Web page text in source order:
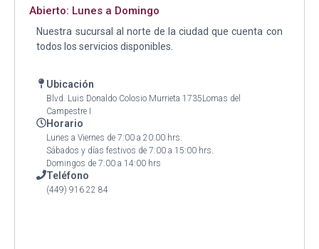
Abierto: Lunes a Domingo
Nuestra sucursal al norte de la ciudad que cuenta con
todos los servicios disponibles.
Ubicación
Blvd. Luis Donaldo Colosio Murrieta 1735Lomas del
Campestre I
Horario
Lunes a Viernes de 7:00 a 20:00 hrs.
Sábados y días festivos de 7:00 a 15:00 hrs.
Domingos de 7:00 a 14:00 hrs
Teléfono
(449) 916 22 84